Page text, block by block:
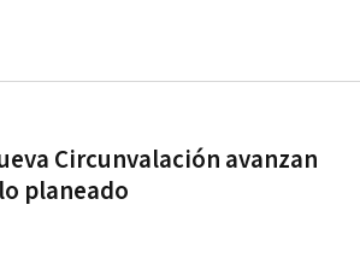
Circunvalación avanzan
planeado